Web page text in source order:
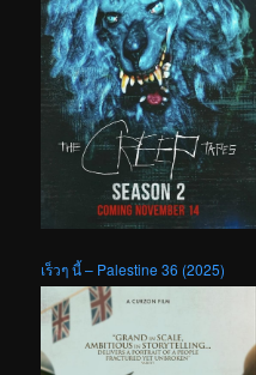
เร็วๆ นี้ – Palestine 36 (2025)